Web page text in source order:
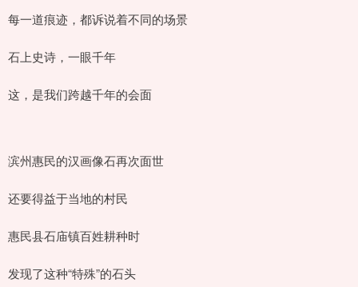
每一道痕迹，都诉说着不同的场景
石上史诗，一眼千年
这，是我们跨越千年的会面
滨州惠民的汉画像石再次面世
还要得益于当地的村民
惠民县石庙镇百姓耕种时
发现了这种“特殊”的石头